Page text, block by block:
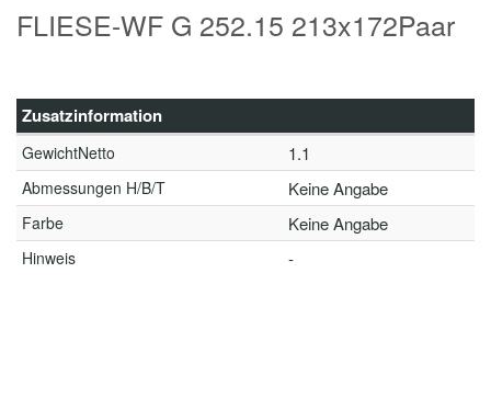
FLIESE-WF G 252.15 213x172Paar
Zusatzinformation
GewichtNetto 1.1
Abmessungen H/B/T Keine Angabe
Farbe Keine Angabe
Hinweis -